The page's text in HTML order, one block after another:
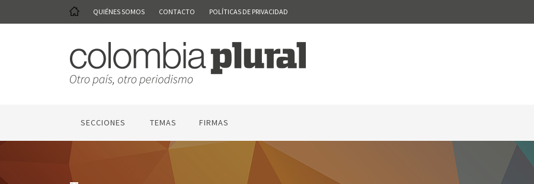
QUIÉNES SOMOS CONTACTO POLÍTICAS DE PRIVACIDAD
SECCIONES TEMAS FIRMAS